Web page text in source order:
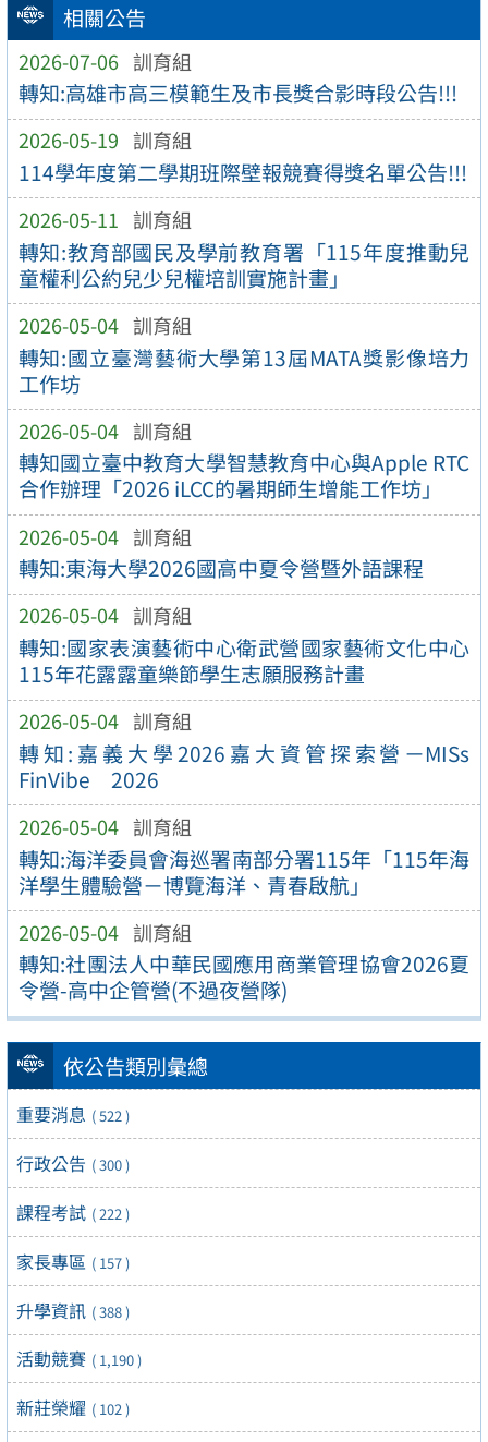
相關公告
2026-07-06 訓育組
轉知:高雄市高三模範生及市長獎合影時段公告!!!
2026-05-19 訓育組
114學年度第二學期班際壁報競賽得獎名單公告!!!
2026-05-11 訓育組
轉知:教育部國民及學前教育署「115年度推動兒
童權利公約兒少兒權培訓實施計畫」
2026-05-04 訓育組
轉知:國立臺灣藝術大學第13屆MATA獎影像培力
工作坊
2026-05-04 訓育組
轉知國立臺中教育大學智慧教育中心與Apple RTC
合作辦理「2026 iLCC的暑期師生增能工作坊」
2026-05-04 訓育組
轉知:東海大學2026國高中夏令營暨外語課程
2026-05-04 訓育組
轉知:國家表演藝術中心衛武營國家藝術文化中心
115年花露露童樂節學生志願服務計畫
2026-05-04 訓育組
轉知:嘉義大學2026嘉大資管探索營－MISs
FinVibe 2026
2026-05-04 訓育組
轉知:海洋委員會海巡署南部分署115年「115年海
洋學生體驗營－博覽海洋、青春啟航」
2026-05-04 訓育組
轉知:社團法人中華民國應用商業管理協會2026夏
令營-高中企管營(不過夜營隊)
依公告類別彙總
重要消息 ( 522 )
行政公告 ( 300 )
課程考試 ( 222 )
家長專區 ( 157 )
升學資訊 ( 388 )
活動競賽 ( 1,190 )
新莊榮耀 ( 102 )